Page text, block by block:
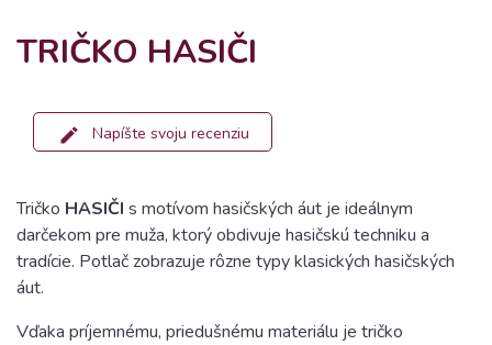
TRIČKO HASIČI
Napíšte svoju recenziu
Tričko HASIČI s motívom hasičských áut je ideálnym
darčekom pre muža, ktorý obdivuje hasičskú techniku a
tradície. Potlač zobrazuje rôzne typy klasických hasičských
áut.
Vďaka príjemnému, priedušnému materiálu je tričko